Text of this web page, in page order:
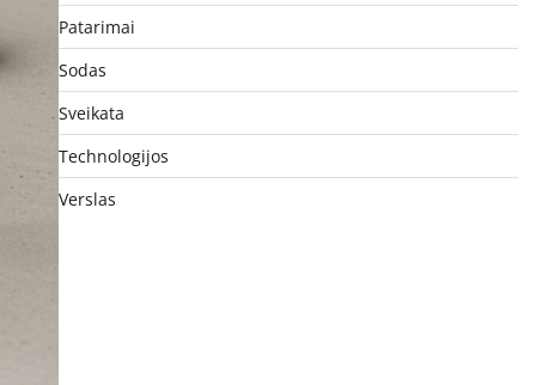
Patarimai
Sodas
Sveikata
Technologijos
Verslas